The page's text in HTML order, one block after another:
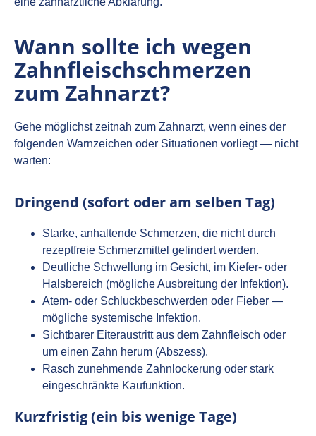
Wann sollte ich wegen
Zahnfleischschmerzen
zum Zahnarzt?
Gehe möglichst zeitnah zum Zahnarzt, wenn eines der
folgenden Warnzeichen oder Situationen vorliegt — nicht
warten:
Dringend (sofort oder am selben Tag)
Starke, anhaltende Schmerzen, die nicht durch
rezeptfreie Schmerzmittel gelindert werden.
Deutliche Schwellung im Gesicht, im Kiefer- oder
Halsbereich (mögliche Ausbreitung der Infektion).
Atem‑ oder Schluckbeschwerden oder Fieber —
mögliche systemische Infektion.
Sichtbarer Eiteraustritt aus dem Zahnfleisch oder
um einen Zahn herum (Abszess).
Rasch zunehmende Zahnlockerung oder stark
eingeschränkte Kaufunktion.
Kurzfristig (ein bis wenige Tage)